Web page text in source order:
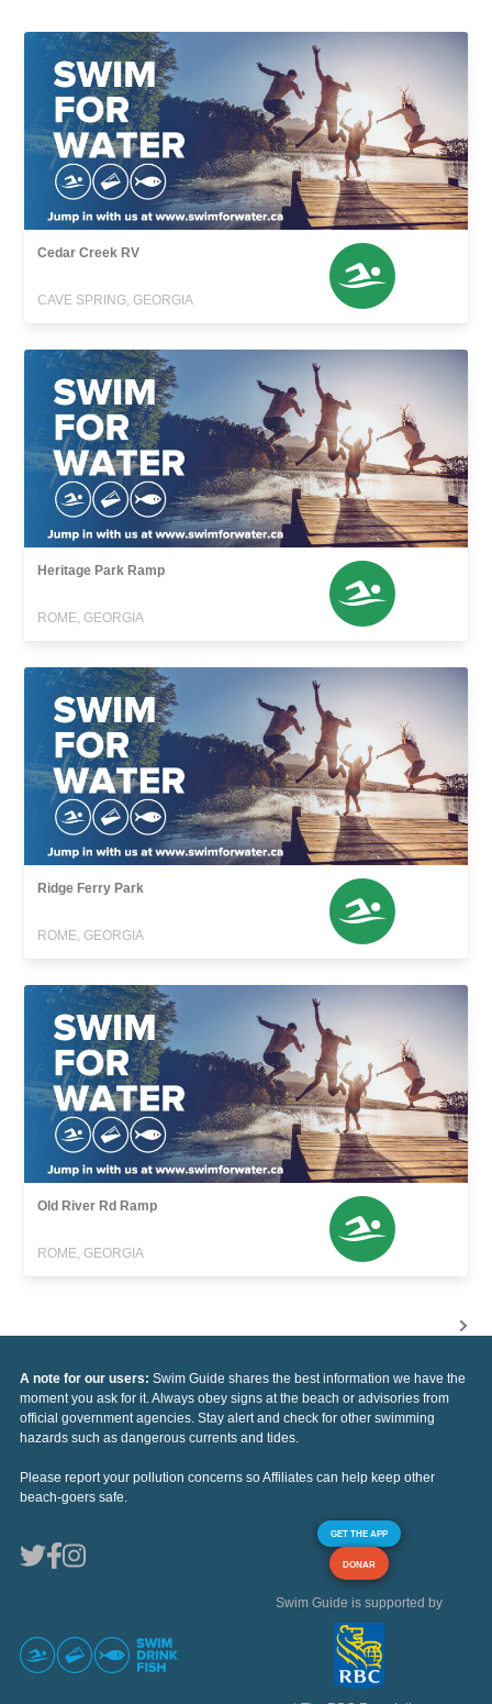
Cedar Creek RV
CAVE SPRING, GEORGIA
Heritage Park Ramp
ROME, GEORGIA
Ridge Ferry Park
ROME, GEORGIA
Old River Rd Ramp
ROME, GEORGIA
A note for our users: Swim Guide shares the best information we have the
moment you ask for it. Always obey signs at the beach or advisories from
official government agencies. Stay alert and check for other swimming
hazards such as dangerous currents and tides.
Please report your pollution concerns so Affiliates can help keep other
beach-goers safe.
GET THE APP
DONAR
Swim Guide is supported by